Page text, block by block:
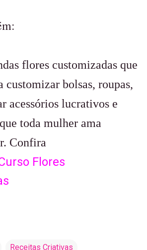
flores customizadas que
customizar bolsas, roupas,
acessórios lucrativos e
toda mulher ama
Confira
Flores
Receitas Criativas